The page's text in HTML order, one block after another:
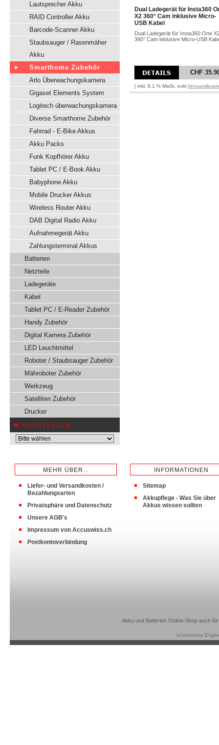
Lautsprecher Akku
RAID Controller Akku
Barcode-Scanner Akku
Staubsauger / Rasenmäher
Akku
Smarthome Zubehör
Arlo Überwachungskamera
Gigaset Elements System
Logitech überwachungskamera
Diverse Smarthome Zubehör
Fahrrad - E-Bike Akkus
Akku Packs
Funk Kopfhörer Akku
Tablet PC / E-Book Akku
Babyphone Akku
Mobile Drucker Akkus
Wireless Router Akku
DAB Digital Radio Akku
Aufnahmegerät Akku
Zahlungsterminal Akkus
Batterien
Netzteile
Ladegeräte
Kabel
Tablet PC / E-Reader Zubehör
Handy Zubehör
Digital Kamera Zubehör
LED Leuchtmittel
Roboter / Staubsauger Zubehör
Mähroboter Zubehör
Werkzeug
Satelliten Zubehör
Drucker
HERSTELLER
Dual Ladegerät für Insta360
X2 360° Cam inklusive Micro-
USB Kabel
Dual Ladegerät für Insta360 One
360° Cam inklusive Micro-USB
CHF
( inkl. 8.1 % MwSt. exkl.
MEHR ÜBER...
Liefer- und Versandkosten /
Bezahlungsarten
Privatsphäre und Datenschutz
Unsere AGB's
Impressum von Accuswiss.ch
Postkontoverbindung
INFORMATIONEN
Sitemap
Akkupflege - Was Sie über
Akkus wissen sollten
Akku und Batterien Online-Shop auch
eCommerce